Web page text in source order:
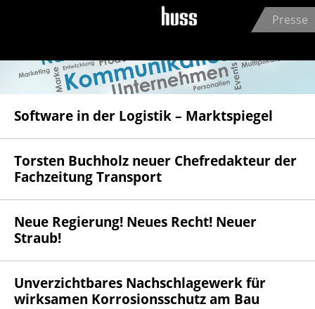
Jump to navigation
Presse
Software in der Logistik – Marktspiegel
Torsten Buchholz neuer Chefredakteur der
Fachzeitung Transport
Neue Regierung! Neues Recht! Neuer
Straub!
Unverzichtbares Nachschlagewerk für
wirksamen Korrosionsschutz am Bau